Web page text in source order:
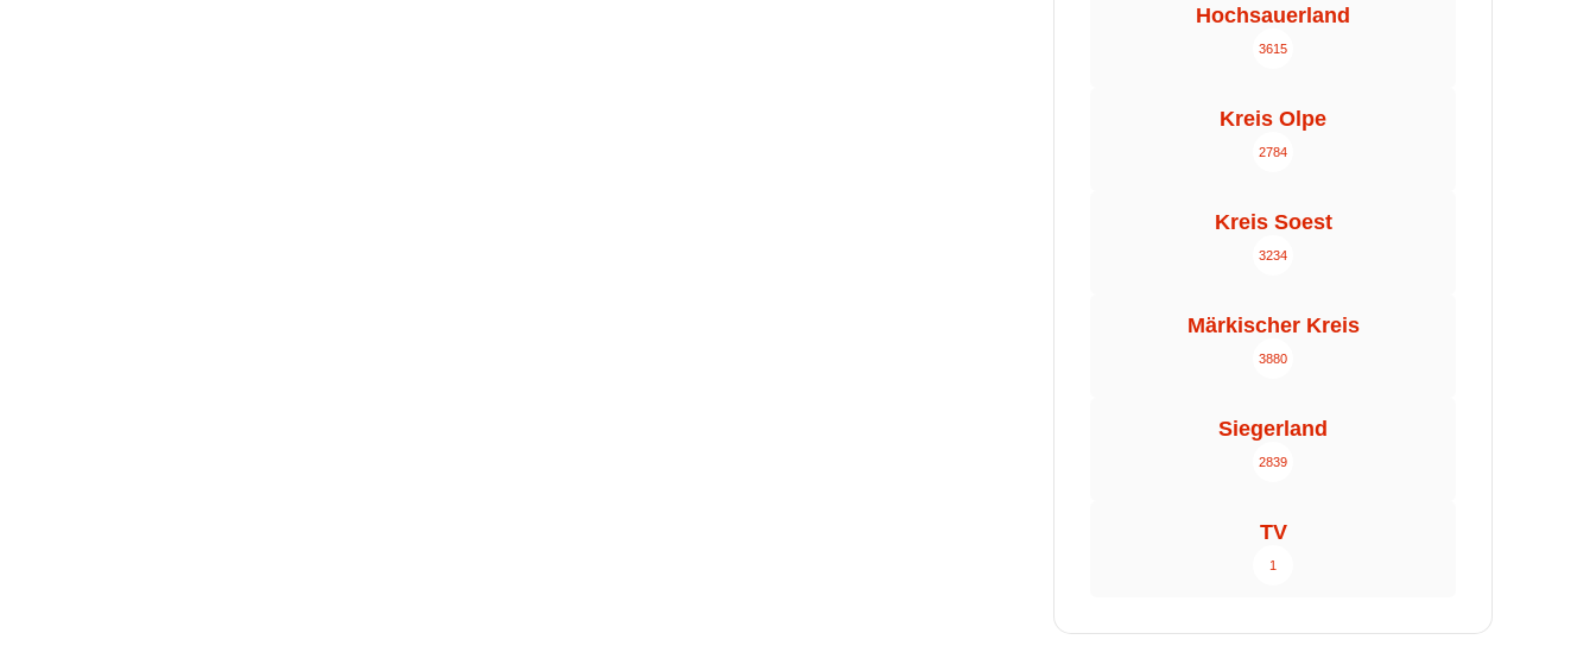
Hochsauerland
3615
Kreis Olpe
2784
Kreis Soest
3234
Märkischer Kreis
3880
Siegerland
2839
TV
1